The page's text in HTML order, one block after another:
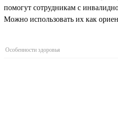
помогут сотрудникам с
Можно использовать их как
Особенности здоровья